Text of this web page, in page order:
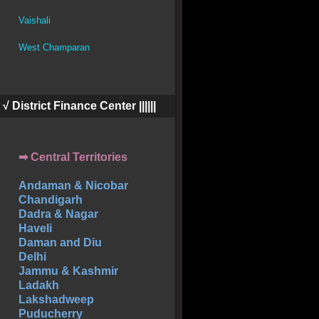
Vaishali
West Champaran
√ District Finance Center ||||||
➡ Central Territories
Andaman & Nicobar
Chandigarh
Dadra & Nagar
Haveli
Daman and Diu
Delhi
Jammu & Kashmir
Ladakh
Lakshadweep
Puducherry